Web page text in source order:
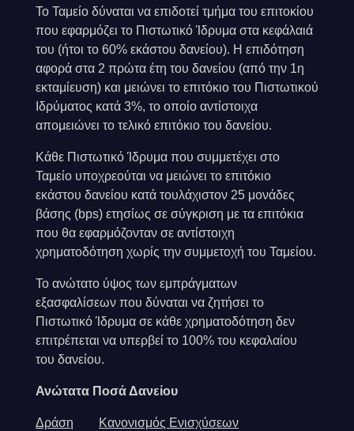
Το Ταμείο δύναται να επιδοτεί τμήμα του επιτοκίου
που εφαρμόζει το Πιστωτικό Ίδρυμα στα κεφάλαιά
του (ήτοι το 60% εκάστου δανείου). Η επιδότηση
αφορά στα 2 πρώτα έτη του δανείου (από την 1η
εκταμίευση) και μειώνει το επιτόκιο του Πιστωτικού
Ιδρύματος κατά 3%, το οποίο αντίστοιχα
απομειώνει το τελικό επιτόκιο του δανείου.
Κάθε Πιστωτικό Ίδρυμα που συμμετέχει στο
Ταμείο υποχρεούται να μειώνει το επιτόκιο
εκάστου δανείου κατά τουλάχιστον 25 μονάδες
βάσης (bps) ετησίως σε σύγκριση με τα επιτόκια
που θα εφαρμόζονταν σε αντίστοιχη
χρηματοδότηση χωρίς την συμμετοχή του Ταμείου.
Το ανώτατο ύψος των εμπράγματων
εξασφαλίσεων που δύναται να ζητήσει το
Πιστωτικό Ίδρυμα σε κάθε χρηματοδότηση δεν
επιτρέπεται να υπερβεί το 100% του κεφαλαίου
του δανείου.
Ανώτατα Ποσά Δανείου
Δράση
Κανονισμός Ενισχύσεων